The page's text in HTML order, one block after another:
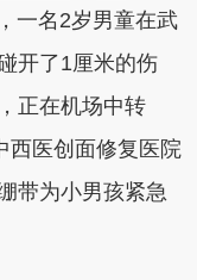
名2岁男童在武
开了1厘米的伤
正在机场中转
西医创面修复医院
带为小男孩紧急